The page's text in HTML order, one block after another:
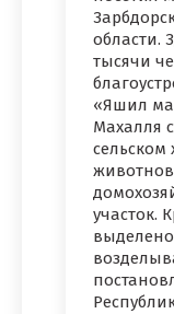
области.
тысячи
«Яшил
Махалля
сельском
участок.
выделено